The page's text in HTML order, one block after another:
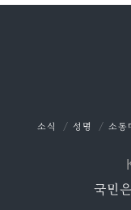
소식 성명 소통
국민